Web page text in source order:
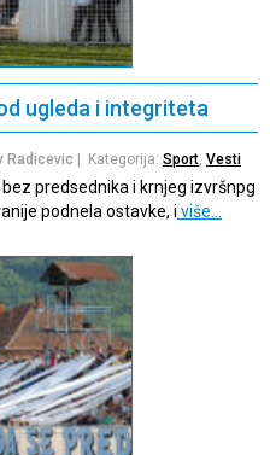
ugleda i integriteta
Radicevic | Kategorija: Sport, Vesti
predsednika i krnjeg izvršnpg
podnela ostavke, i više…